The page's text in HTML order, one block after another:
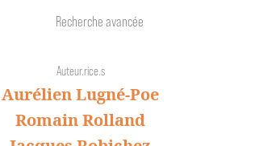
Recherche avancée
Auteur.rice.s
Aurélien Lugné-Poe
Romain Rolland